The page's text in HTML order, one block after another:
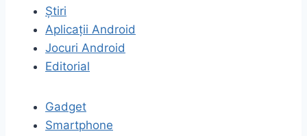
Știri
Aplicații Android
Jocuri Android
Editorial
Gadget
Smartphone